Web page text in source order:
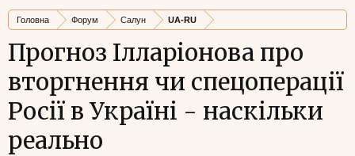
Головна Форум Салун UA-RU
Прогноз Ілларіонова про
вторгнення чи спецоперації
Росії в Україні - наскільки
реально